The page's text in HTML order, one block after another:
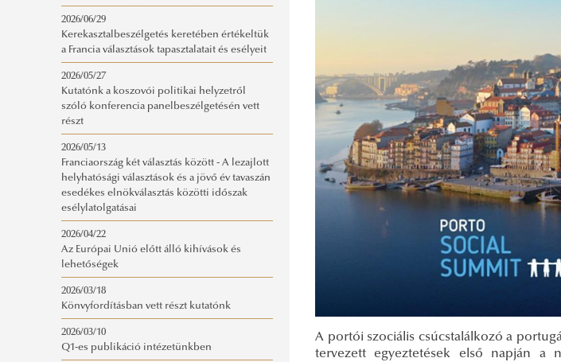
2026/06/29
Kerekasztalbeszélgetés keretében értékeltük
a Francia választások tapasztalatait és esélyeit
2026/05/27
Kutatónk a koszovói politikai helyzetről
szóló konferencia panelbeszélgetésén vett
részt
2026/05/13
Franciaország két választás között - A lezajlott
helyhatósági választások és a jövő év tavaszán
esedékes elnökválasztás közötti időszak
esélylatolgatásai
2026/04/22
Az Európai Unió előtt álló kihívások és
lehetőségek
2026/03/18
Könvyfordításban vett részt kutatónk
2026/03/10
Q1-es publikáció intézetünkben
A portói szociális csúcstalálkozó a
tervezett egyeztetések első napján a